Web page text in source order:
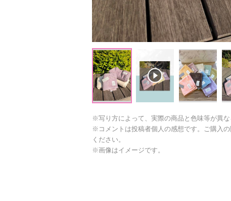
※写り方によって、実際の商品と色味等が異な
※コメントは投稿者個人の感想です。ご購入
ください。
※画像はイメージです。